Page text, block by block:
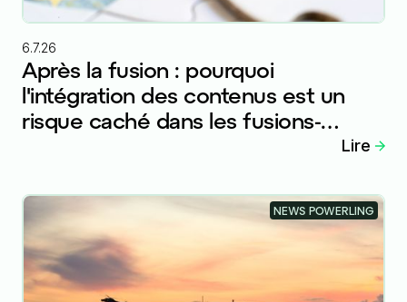
6.7.26
Après la fusion : pourquoi
l'intégration des contenus est un
risque caché dans les fusions-
Lire
NEWS POWERLING